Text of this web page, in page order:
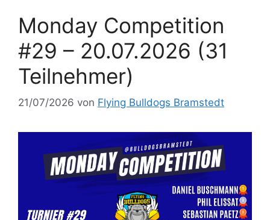
Monday Competition
#29 – 20.07.2026 (31
Teilnehmer)
21/07/2026 von Flying Bulldogs Bramstedt